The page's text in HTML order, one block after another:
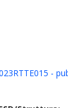
-